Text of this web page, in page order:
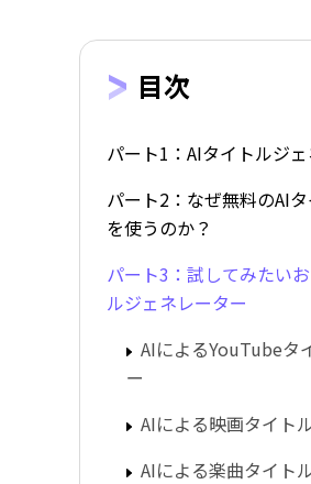
目次
パート1：AIタイトルジ
パート2：なぜ無料のAI
を使うのか？
パート3：試してみたい
ルジェネレーター
AIによるYouTubeタ
ー
AIによる映画タイト
AIによる楽曲タイト